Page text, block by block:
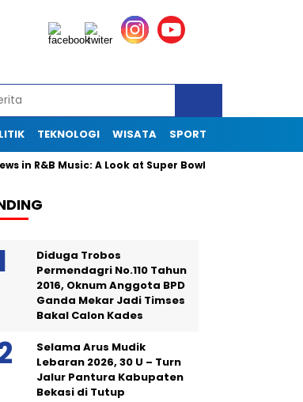
TEKNOLOGI WISATA SPORT
R&B Music: A Look at Super Bowl Performances,
Diduga Trobos
Permendagri No.110 Tahun
2016, Oknum Anggota BPD
Ganda Mekar Jadi Timses
Bakal Calon Kades
Selama Arus Mudik
Lebaran 2026, 30 U – Turn
Jalur Pantura Kabupaten
Bekasi di Tutup